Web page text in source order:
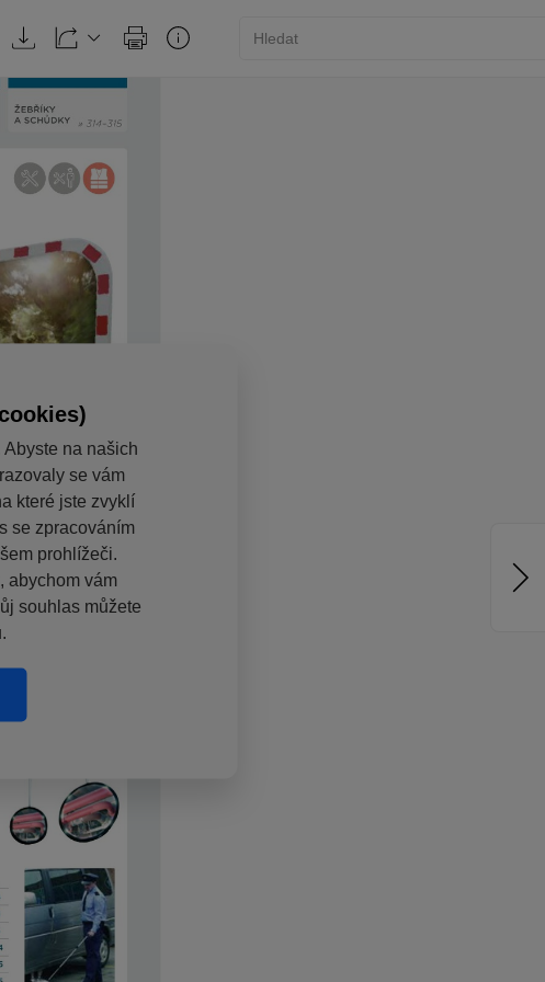
na našich
se vám
které jste zvyklí
se zpracováním
prohlížeči.
abychom vám
souhlas můžete